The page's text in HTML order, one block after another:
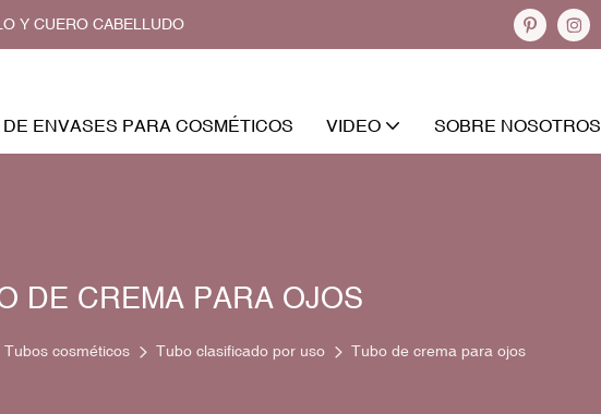
Y CUERO CABELLUDO
ENVASES PARA COSMÉTICOS VIDEO SOBRE NOSOTROS
DE CREMA PARA OJOS
Tubos cosméticos Tubo clasificado por uso Tubo de crema para ojos